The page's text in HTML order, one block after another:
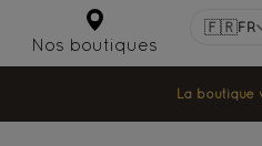
Nos boutiques
🇫🇷FR
La boutique